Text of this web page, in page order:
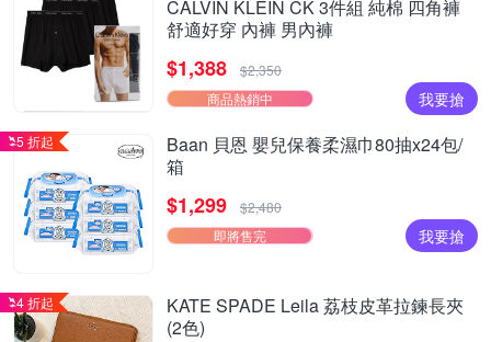
CALVIN KLEIN CK 3件組 純棉 四角褲
舒適好穿 內褲 男內褲
$1,388
$2,350
商品熱銷中
我要搶
5 折起
Baan 貝恩 嬰兒保養柔濕巾80抽x24包/
箱
$1,299
$2,480
即將售完
我要搶
4 折起
KATE SPADE Leila 荔枝皮革拉鍊長夾
(2色)